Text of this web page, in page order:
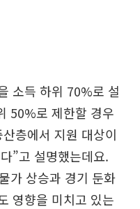
소득 하위 70%로 설
50%로 제한할 경우
층에서 지원 대상이
”고 설명했는데요.
가 상승과 경기 둔화
영향을 미치고 있는